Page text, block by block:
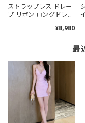
ストラップレス ドレー
プ リボン ロングドレス
¥8,980
最